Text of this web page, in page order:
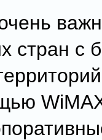
стран с